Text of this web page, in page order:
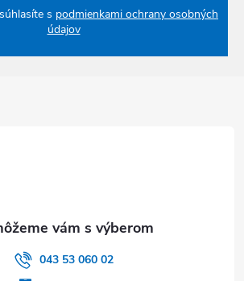
s podmienkami ochrany osobných
údajov
043 53 060 02